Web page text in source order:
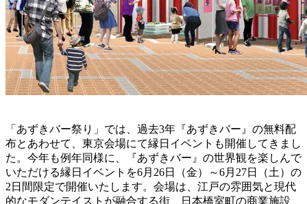
「あずきバー祭り」では、過去3年『あずきバー』の無料配
布とあわせて、東京会場にて縁日イベントも開催してきまし
た。今年も例年同様に、『あずきバー』の世界観を楽しんで
いただける縁日イベントを6月26日（金）～6月27日（土）の
2日間限定で開催いたします。会場は、江戸の雰囲気と現代
的なモダンテイストが融合する街、日本橋室町の商業施設